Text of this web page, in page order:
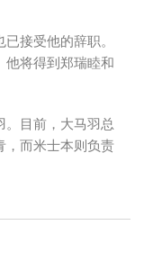
接受他的辞职。
他将得到郑瑞睦和
。目前，大马羽总
，而米士本则负责